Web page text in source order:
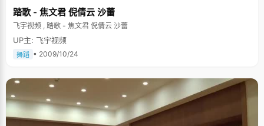
踏歌 - 焦文君 倪倩云 沙蕾
飞宇视频 , 踏歌 - 焦文君 倪倩云 沙蕾
UP主: 飞宇视频
舞蹈 • 2009/10/24